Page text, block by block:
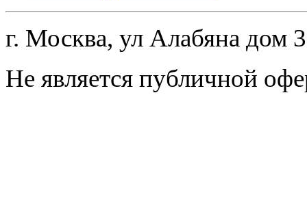
г. Москва, ул Алабяна дом
Не является публичной